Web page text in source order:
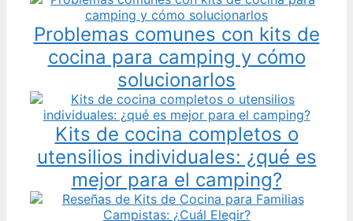
Problemas comunes con kits de
cocina para camping y cómo
solucionarlos
Kits de cocina completos o
utensilios individuales: ¿qué es
mejor para el camping?